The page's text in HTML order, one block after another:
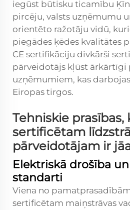
iegūst būtisku ticamību
pircēju, valsts uzņēmumu
orientēto ražotāju vidū,
piegādes ķēdes kvalitātes
CE sertifikāciju divkārši
pārveidotājs kļūst ārkārtīgi
uzņēmumiem, kas
Eiropas tirgos.
Tehniskie prasības,
sertificētam
pārveidotājam ir
Elektriskā drošība
standarti
Viena no
sertificētam maiņstrāvas